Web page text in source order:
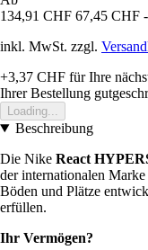
134,91 CHF 67,45 CHF
inkl. MwSt. zzgl.
+3,37 CHF für Ihre
Ihrer Bestellung
Loading...
Beschreibung
Die Nike React
der internationalen
Böden und Plätze
erfüllen.
Ihr Vermögen?